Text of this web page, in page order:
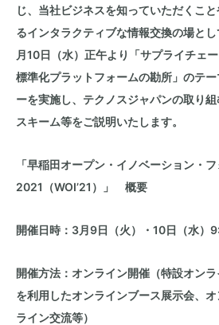
じ、当社ビジネスを知っていただくこ
るインタラクティブな情報交換の場と
月10日（水）正午より「サプライチェ
標準化プラットフォームの勘所」のテ
ーを実施し、テクノスジャパンの取り
スキーム等をご説明いたします。
「早稲田オープン・イノベーション・
2021（WOI’21）」 概要
開催日時：3月9日（火）・10日（水）
開催方法：オンライン開催（特設オン
を利用したオンラインブース展示会、
ライン交流等）